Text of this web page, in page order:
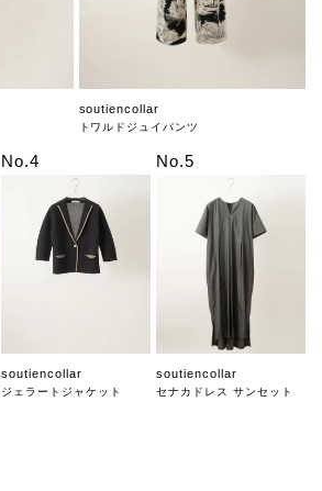
soutiencollar
トワルドジュイパンツ
No.4
soutiencollar
ジェラートジャケット
No.5
soutiencollar
セナカドレス サンセット